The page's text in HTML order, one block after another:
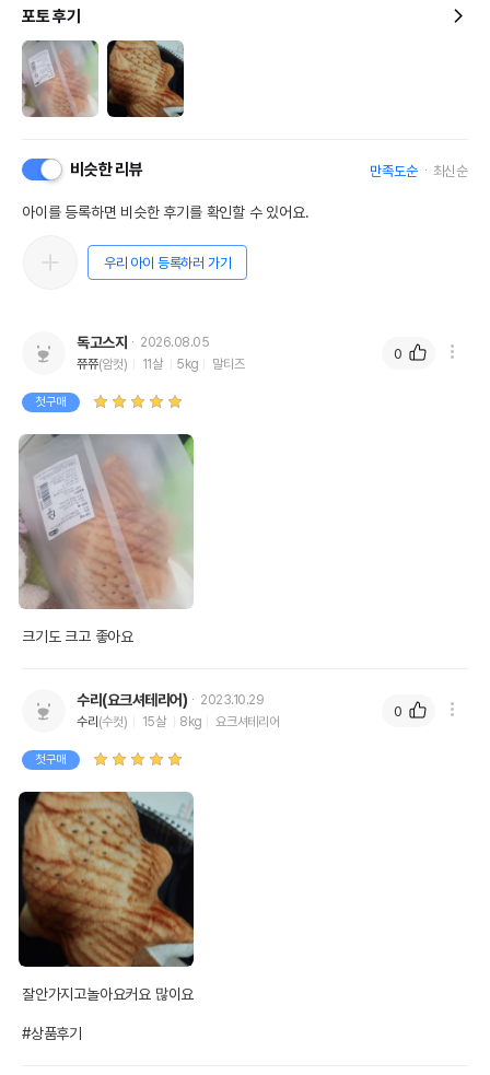
포토 후기
비슷한 리뷰 만족도순 최신순
아이를 등록하면 비슷한 후기를 확인할 수 있어요.
우리 아이 등록하러 가기
독고스지
2026.08.05
쮸쮸(암컷) 11살 5kg 말티즈
첫구매
크기도 크고 좋아요
0
수리(요크셔테리어)
2023.10.29
수리 (수컷) 15살 8kg 요크셔테리어
첫구매
잘안가지고놀아요커요 많이요
#상품후기
0